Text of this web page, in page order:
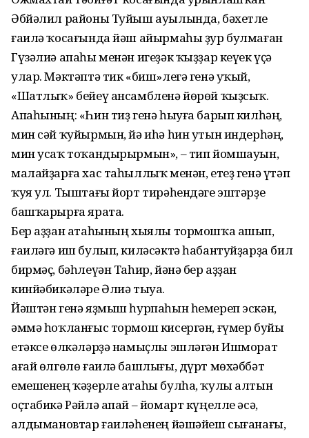
Әбйәлил районы Туйыш ауылында, бәхетле
ғаилә ҡосағында йәш айырмаһы ҙур булмаған
Гүзәлиә апаһы менән игеҙәк ҡыҙҙар кеүек үҫә
улар. Мәктәптә тик «биш»легә генә уҡый,
«Шатлыҡ» бейеү ансамбленә йөрөй ҡыҙсыҡ.
Апаһының: «Һин тиҙ генә һыуға барып килһәң,
мин сәй ҡуйырмын, йә иһә һин утын индерһәң,
мин усаҡ тоҡандырырмын», – тип йомшауын,
малайҙарға хас таһыллыҡ менән, етеҙ генә үтәп
ҡуя ул. Тыштағы йорт тирәһендәге эштәрҙе
башҡарырға ярата.
Бер аҙҙан атаһының хыялы тормошҡа ашып,
ғаиләгә иш булып, киләсәктә һабантуйҙарҙа бил
бирмәҫ, бәһлеүән Таһир, йәнә бер аҙҙан
кинйәбикәләре Әлиә тыуа.
Йәштән генә яҙмыш һурпаһын һемереп эскән,
әммә һоҡланғыс тормош кисергән, ғүмер буйы
етәксе өлкәләрҙә намыҫлы эшләгән Ишморат
ағай өлгөлө ғаилә башлығы, дүрт мөхәббәт
емешенең ҡәҙерле атаһы булһа, ҡулы алтын
оҫтабикә Рәйлә апай – йомарт күңелле әсә,
Ҡалдымановтар ғаиләһенең йәшәйеш сығанағы,